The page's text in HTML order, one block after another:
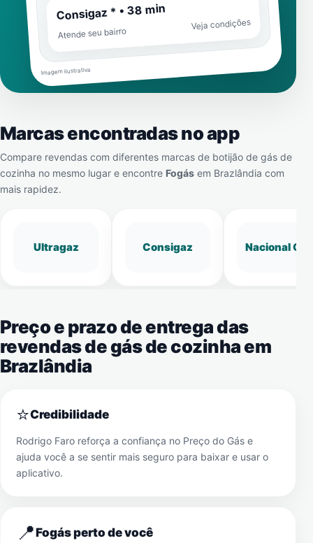
Consigaz * • 38 min
Atende seu bairro
Veja condições
Imagem ilustrativa
Marcas encontradas no app
Compare revendas com diferentes marcas de botijão de gás de
cozinha no mesmo lugar e encontre Fogás em Brazlândia com
mais rapidez.
Ultragaz Consigaz Nacional Gás
Preço e prazo de entrega das
revendas de gás de cozinha em
Brazlândia
⭐Credibilidade
Rodrigo Faro reforça a confiança no Preço do Gás e
ajuda você a se sentir mais seguro para baixar e usar o
aplicativo.
📍Fogás perto de você